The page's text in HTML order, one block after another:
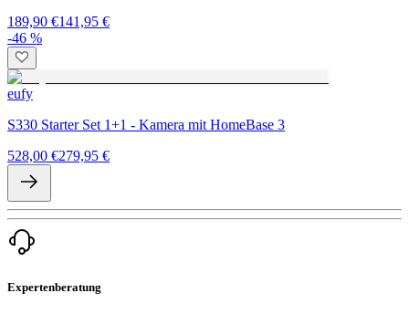
189,90 €141,95 €
-46 %
eufy
S330 Starter Set 1+1 - Kamera mit HomeBase 3
528,00 €279,95 €
Expertenberatung